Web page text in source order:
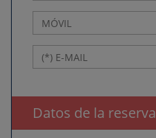
Datos de la reserva